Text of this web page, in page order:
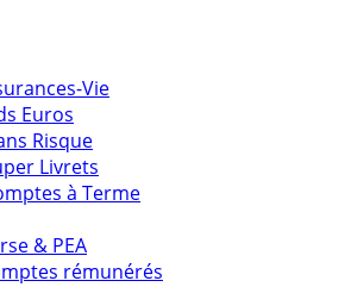
Vie
Euros
Risque
Livrets
à Terme
& PEA
rémunérés